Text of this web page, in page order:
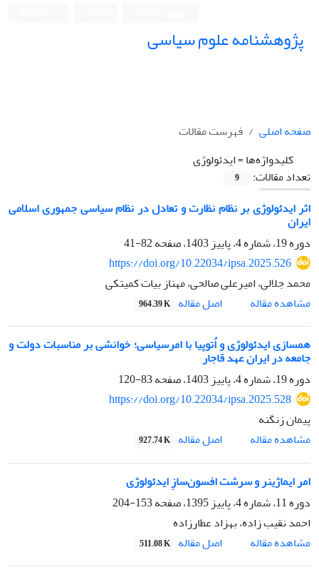
پژوهشنامه علوم سیاسی
صفحه اصلی
فهرست مقالات
کلیدواژه‌ها =ایدئولوژی
تعداد مقالات:
9
اثر ایدئولوژی بر نظام نظارت و تعادل در نظام سیاسی جمهوری اسلامی
ایران
دوره 19، شماره 4، پاییز 1403، صفحه
82-41
https://doi.org/10.22034/ipsa.2025.526
محمد جلالی، امیرعلی صالحی، مهناز بیات کمیتکی
مشاهده مقاله
اصل مقاله 964.39 K
همسازی ایدئولوژی و اُتوپیا با امرسیاسی؛ خوانشی بر مناسبات دولت و
جامعه در ایران عهد قاجار
دوره 19، شماره 4، پاییز 1403، صفحه
83-120
https://doi.org/10.22034/ipsa.2025.528
پیمان زنگنه
مشاهده مقاله
اصل مقاله 927.74 K
امر ایماژینر و سرشت افسون‌سازِ ایدئولوژی
دوره 11، شماره 4، پاییز 1395، صفحه
153-204
احمد نقیب زاده، بهزاد عطارزاده
مشاهده مقاله
اصل مقاله 511.08 K